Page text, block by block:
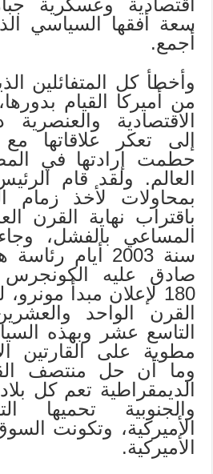
سعة أفقها السياسي
أجمع.
وأخطأ كل المتفائلين
من أميركا القيام
الاقتصادية والعنصرية
إلى تعكر علاقاتها مع
حطمت إرادتها في
العالم. ولقد قام
بمحاولات لأخذ زمام
باقتراب نهاية القرن
المساعي بالفشل، وجاء
سنة 2003 أيام
صادق عليه
180 لإعلان مبدأ
القرن الواحد
التاسع عشر وبهذه
مطوية على القارتين
وما أن حل منتصف
الديمقراطية تعم كل
والجنوبية تحميها
الأميركية، وتكونت
الأميركية.